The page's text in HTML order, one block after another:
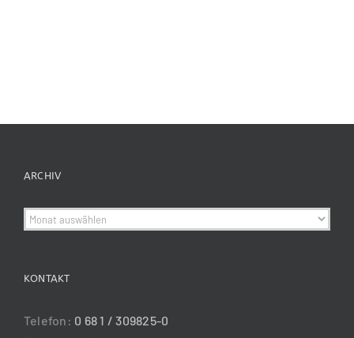
ARCHIV
Archiv
KONTAKT
Telefon: 0 68 1 / 309825-0